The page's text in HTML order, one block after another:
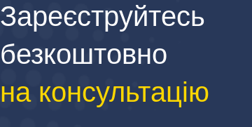
Зареєструйтесь
безкоштовно
на консультацію